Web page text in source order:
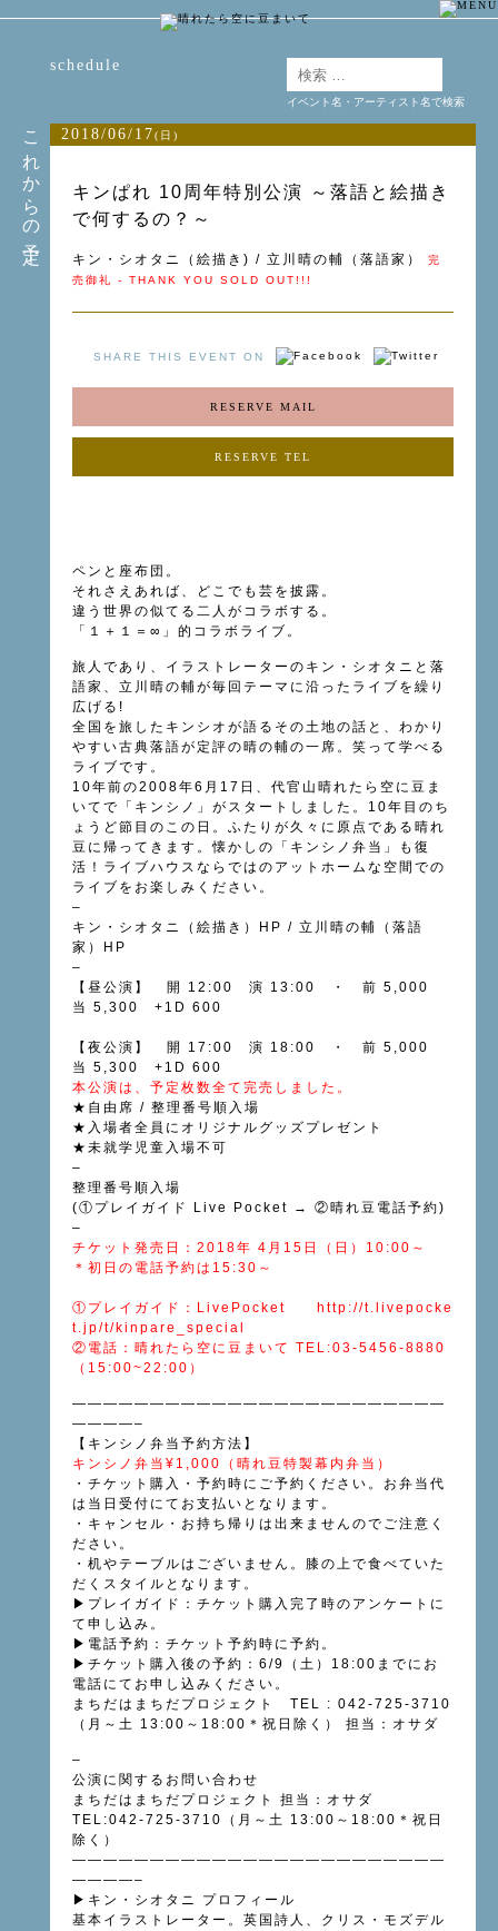
これからの予定
schedule
2018/06/17(日)
キンぱれ 10周年特別公演 ～落語と絵描き
で何するの？～
キン・シオタニ（絵描き) / 立川晴の輔（落語家）
完
売御礼 - THANK YOU SOLD OUT!!!
SHARE THIS EVENT ON
RESERVE MAIL
RESERVE TEL
ペンと座布団。
それさえあれば、どこでも芸を披露。
違う世界の似てる二人がコラボする。
「１＋１＝∞」的コラボライブ。
旅人であり、イラストレーターのキン・シオタニと落
語家、立川晴の輔が毎回テーマに沿ったライブを繰り
広げる!
全国を旅したキンシオが語るその土地の話と、わかり
やすい古典落語が定評の晴の輔の一席。笑って学べる
ライブです。
10年前の2008年6月17日、代官山晴れたら空に豆ま
いてで「キンシノ」がスタートしました。10年目のち
ょうど節目のこの日。ふたりが久々に原点である晴れ
豆に帰ってきます。懐かしの「キンシノ弁当」も復
活！ライブハウスならではのアットホームな空間での
ライブをお楽しみください。
–
キン・シオタニ（絵描き）
HP / 立川晴の輔（落語
家）
HP
–
【昼公演】 開 12:00 演 13:00 ・ 前 5,000
当 5,300 +1D 600
【夜公演】 開 17:00 演 18:00 ・ 前 5,000
当 5,300 +1D 600
本公演は、予定枚数全て完売しました。
★自由席 / 整理番号順入場
★入場者全員にオリジナルグッズプレゼント
★未就学児童入場不可
–
整理番号順入場
(①プレイガイド Live Pocket → ②晴れ豆電話予約)
–
チケット発売日：2018年 4月15日（日）10:00～
＊初日の電話予約は15:30～
①プレイガイド：LivePocket http://t.livepocke
t.jp/t/kinpare_special
②電話：晴れたら空に豆まいて TEL:03-5456-8880
（15:00~22:00）
————————————————————————
————–
【キンシノ弁当予約方法】
キンシノ弁当¥1,000（晴れ豆特製幕内弁当）
・チケット購入・予約時にご予約ください。お弁当代
は当日受付にてお支払いとなります。
・キャンセル・お持ち帰りは出来ませんのでご注意く
ださい。
・机やテーブルはございません。膝の上で食べていた
だくスタイルとなります。
▶プレイガイド：チケット購入完了時のアンケートに
て申し込み。
▶電話予約：チケット予約時に予約。
▶チケット購入後の予約：6/9（土）18:00までにお
電話にてお申し込みください。
まちだはまちだプロジェクト TEL : 042-725-3710
（月～土 13:00～18:00＊祝日除く） 担当：オサダ
–
公演に関するお問い合わせ
まちだはまちだプロジェクト 担当：オサダ
TEL:042-725-3710（月～土 13:00～18:00＊祝日
除く）
————————————————————————
————–
▶キン・シオタニ プロフィール
基本イラストレーター。英国詩人、クリス・モズデル
イベント名・アーティスト名で検索